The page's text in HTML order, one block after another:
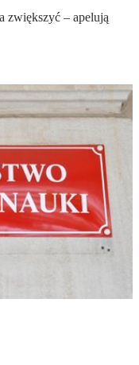
zwiększyć – apelują